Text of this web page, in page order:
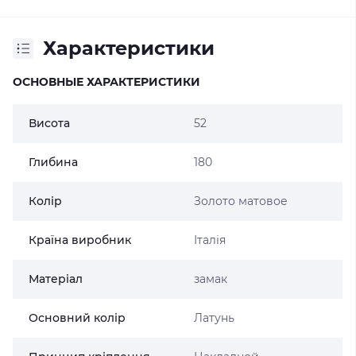
Характеристики
ОСНОВНЫЕ ХАРАКТЕРИСТИКИ
Висота 52
Глибина 180
Колір Золото матовое
Країна виробник Італія
Матеріал замак
Основний колір Латунь